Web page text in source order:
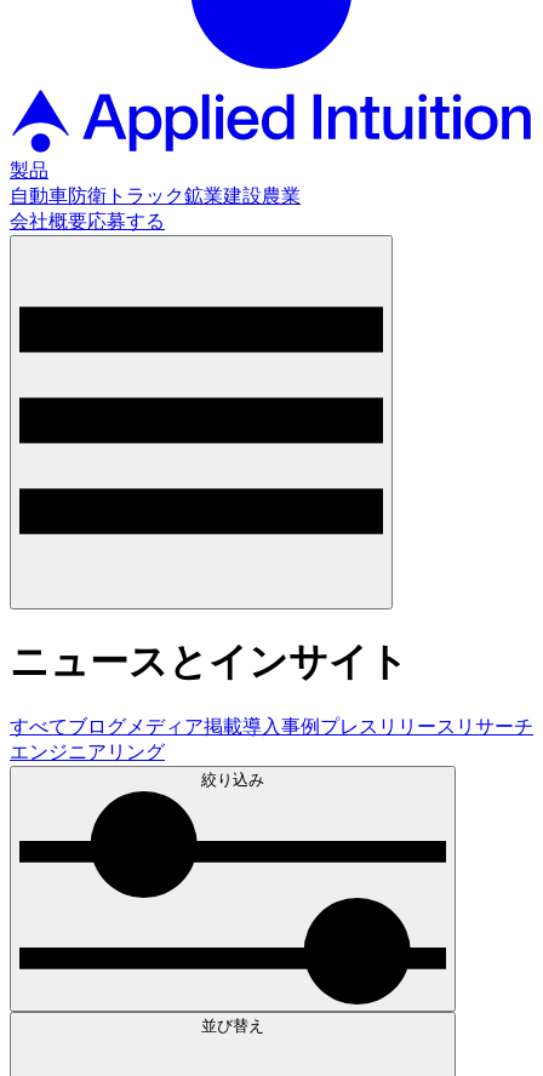
製品
自動車防衛 トラック鉱業建設農業
会社概要応募する
ニュースとインサイト
すべてブログ メディア掲載導入事例 プレスリリース リサーチ
エンジニアリング
絞り込み
並び替え